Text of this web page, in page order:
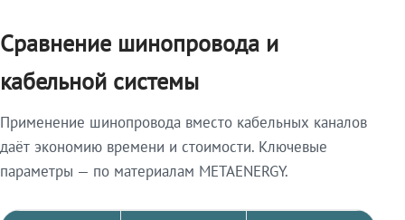
Сравнение шинопровода и
кабельной системы
Применение шинопровода вместо кабельных каналов
даёт экономию времени и стоимости. Ключевые
параметры — по материалам METAENERGY.